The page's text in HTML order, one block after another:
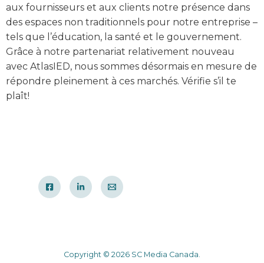
aux fournisseurs et aux clients notre présence dans
des espaces non traditionnels pour notre entreprise –
tels que l’éducation, la santé et le gouvernement.
Grâce à notre partenariat relativement nouveau
avec AtlasIED, nous sommes désormais en mesure de
répondre pleinement à ces marchés. Vérifie s’il te
plaît!
Copyright © 2026 SC Media Canada.